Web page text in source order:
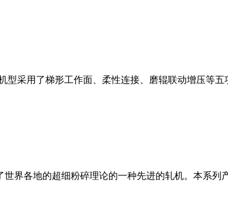
采用了梯形工作面、柔性连接、磨辊联动增压等
界各地的超细粉碎理论的一种先进的轧机。本系列